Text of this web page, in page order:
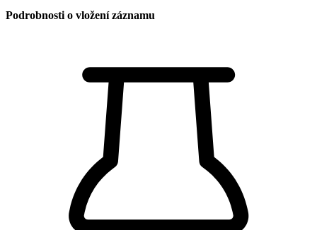
Podrobnosti o vložení záznamu